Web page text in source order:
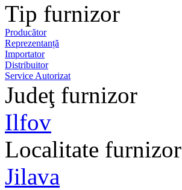
Tip furnizor
Producător
Reprezentanță
Importator
Distribuitor
Service Autorizat
Judeţ furnizor
Ilfov
Localitate furnizor
Jilava